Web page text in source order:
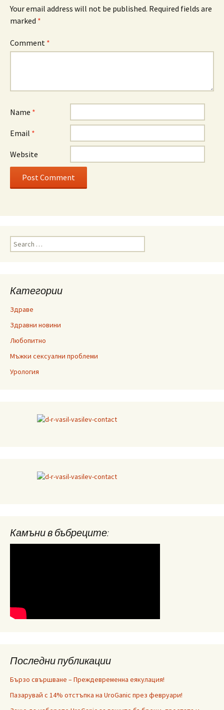
Your email address will not be published. Required fields are
marked *
Comment *
Name *
Email *
Website
Search
for:
Категории
Здраве
Здравни новини
Любопитно
Мъжки сексуални проблеми
Урология
Камъни в бъбреците:
Последни публикации
Бързо свършване – Преждевременна еякулация!
Пазарувай с 14% отстъпка на UroGanic през февруари!